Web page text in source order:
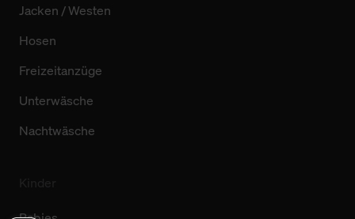
Jacken / Westen
Hosen
Freizeitanzüge
Unterwäsche
Nachtwäsche